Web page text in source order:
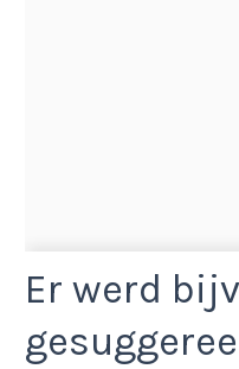
Er werd